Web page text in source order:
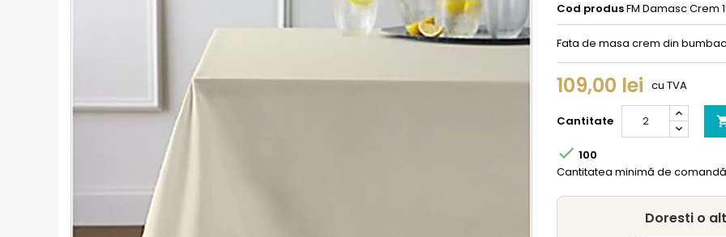
Cod produsFM Damasc Crem
Fata de masa crem din
109,00 lei cu TVA
Cantitate
 100
Cantitatea minimă de
Doresti o